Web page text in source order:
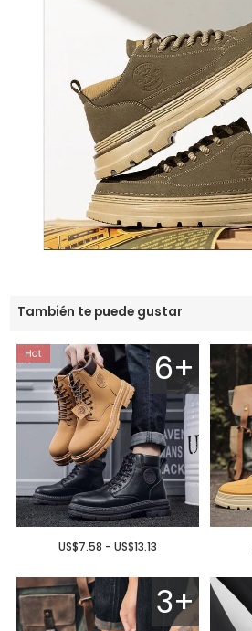
También te puede gustar
6+
US$7.58 - US$13.13
3+